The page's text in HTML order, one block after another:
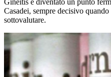
Gineitis è diventato un punto
Casadei, sempre decisivo
sottovalutare.